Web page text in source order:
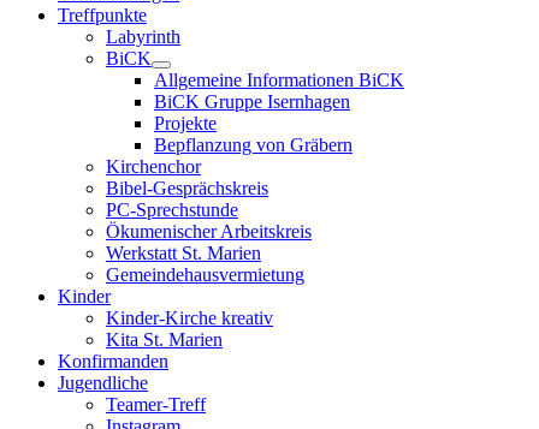
Treffpunkte
Labyrinth
BiCK
Allgemeine Informationen BiCK
BiCK Gruppe Isernhagen
Projekte
Bepflanzung von Gräbern
Kirchenchor
Bibel-Gesprächskreis
PC-Sprechstunde
Ökumenischer Arbeitskreis
Werkstatt St. Marien
Gemeindehausvermietung
Kinder
Kinder-Kirche kreativ
Kita St. Marien
Konfirmanden
Jugendliche
Teamer-Treff